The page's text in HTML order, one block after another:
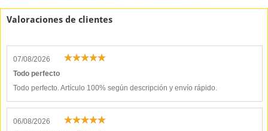
Valoraciones de clientes
07/08/2026
Todo perfecto
Todo perfecto. Artículo 100% según descripción y envío rápido.
06/08/2026